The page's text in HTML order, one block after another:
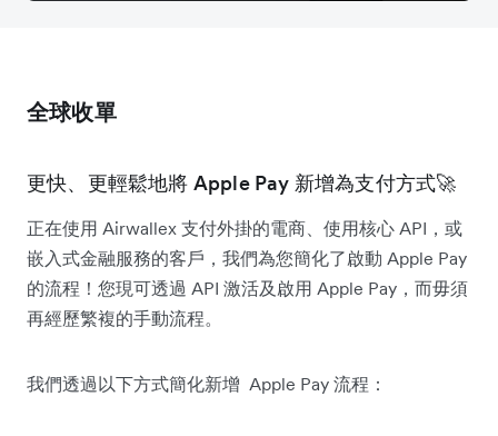
全球收單
更快、更輕鬆地將 Apple Pay 新增為支付方式🚀
正在使用 Airwallex 支付外掛的電商、使用核心 API，或
嵌入式金融服務的客戶，我們為您簡化了啟動 Apple Pay
的流程！您現可透過 API 激活及啟用 Apple Pay，而毋須
再經歷繁複的手動流程。
我們透過以下方式簡化新增 Apple Pay 流程：